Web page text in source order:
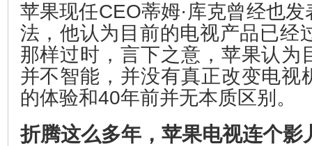
苹果现任CEO蒂姆·库克曾经也
法，他认为目前的电视产品已经
那样过时，言下之意，苹果认为
并不智能，并没有真正改变电视
的体验和40年前并无本质区别。
折腾这么多年，苹果电视连个